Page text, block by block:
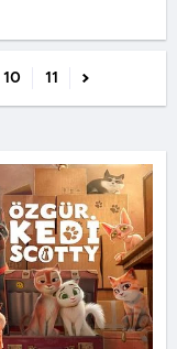
10 11